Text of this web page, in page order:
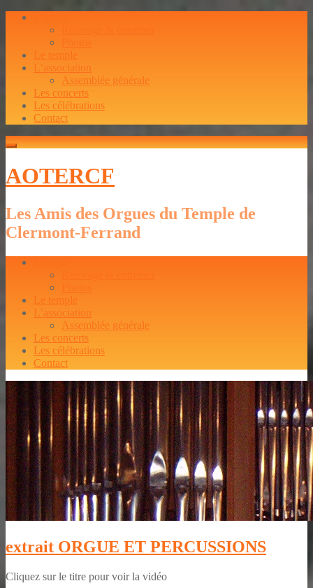
Le temple
L’association
Assemblée générale
Les concerts
Les célébrations
Contact
AOTERCF
Les Amis des Orgues du Temple de
Clermont-Ferrand
Le temple
L’association
Assemblée générale
Les concerts
Les célébrations
Contact
extrait ORGUE ET PERCUSSIONS
Cliquez sur le titre pour voir la vidéo